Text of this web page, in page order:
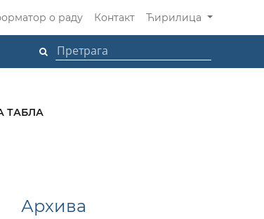
о раду Контакт Ћирилица
ТАБЛА
Архива